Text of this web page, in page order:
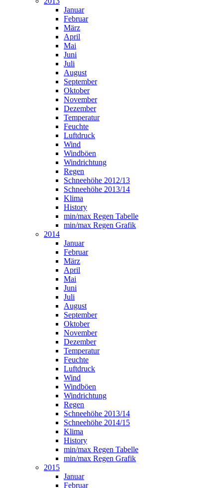
Januar
Februar
März
April
Mai
Juni
Juli
August
September
Oktober
November
Dezember
Temperatur
Feuchte
Luftdruck
Wind
Windböen
Windrichtung
Regen
Schneehöhe 2012/13
Schneehöhe 2013/14
Klima
History
min/max Regen Tabelle
min/max Regen Grafik
2014
Januar
Februar
März
April
Mai
Juni
Juli
August
September
Oktober
November
Dezember
Temperatur
Feuchte
Luftdruck
Wind
Windböen
Windrichtung
Regen
Schneehöhe 2013/14
Schneehöhe 2014/15
Klima
History
min/max Regen Tabelle
min/max Regen Grafik
2015
Januar
Februar